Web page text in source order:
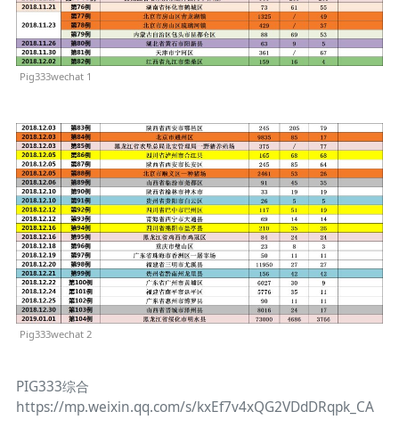
Pig333wechat 1
Pig333wechat 2
PIG333综合
https://mp.weixin.qq.com/s/kxEf7v4xQG2VDdDRqpk_CA